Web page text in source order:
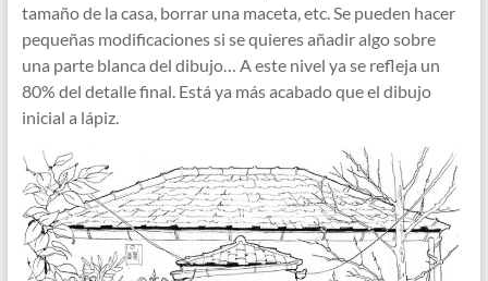
tamaño de la casa, borrar una maceta, etc. Se pueden hacer
pequeñas modificaciones si se quieres añadir algo sobre
una parte blanca del dibujo… A este nivel ya se refleja un
80% del detalle final. Está ya más acabado que el dibujo
inicial a lápiz.